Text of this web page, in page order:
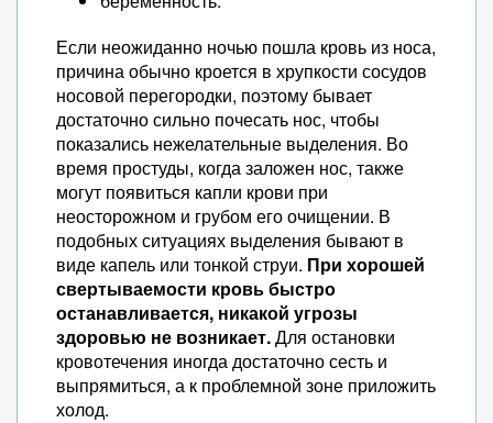
Если неожиданно ночью пошла кровь из носа,
причина обычно кроется в хрупкости сосудов
носовой перегородки, поэтому бывает
достаточно сильно почесать нос, чтобы
показались нежелательные выделения. Во
время простуды, когда заложен нос, также
могут появиться капли крови при
неосторожном и грубом его очищении. В
подобных ситуациях выделения бывают в
виде капель или тонкой струи. При хорошей
свертываемости кровь быстро
останавливается, никакой угрозы
здоровью не возникает.Для остановки
кровотечения иногда достаточно сесть и
выпрямиться, а к проблемной зоне приложить
холод.